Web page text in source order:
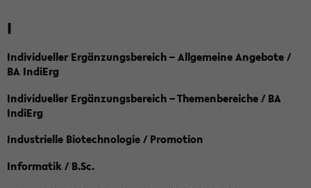
I
Individueller Ergänzungsbereich – Allgemeine Angebote /
BA IndiErg
Individueller Ergänzungsbereich – Themenbereiche / BA
IndiErg
Industrielle Biotechnologie / Promotion
Informatik / B.Sc.